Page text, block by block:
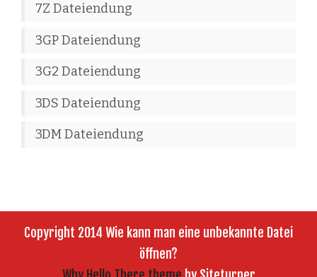
7Z Dateiendung
3GP Dateiendung
3G2 Dateiendung
3DS Dateiendung
3DM Dateiendung
Copyright 2014 Wie kann man eine unbekannte Datei
öffnen?